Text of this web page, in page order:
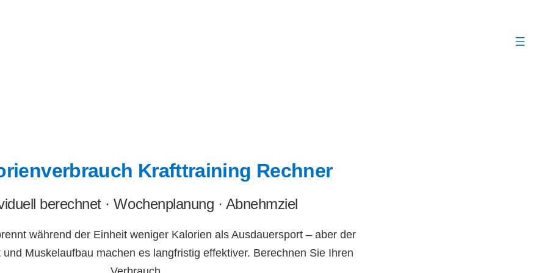
Krafttraining Rechner
berechnet · Wochenplanung · Abnehmziel
während der Einheit weniger Kalorien als Ausdauersport – aber der
und Muskelaufbau machen es langfristig effektiver. Berechnen Sie Ihren